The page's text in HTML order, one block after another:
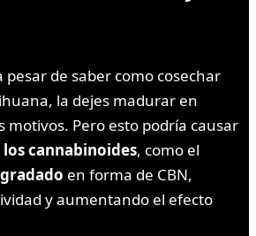
pesar de saber como cosechar
la dejes madurar en
motivos. Pero esto podría causar
cannabinoides, como el
en forma de CBN,
y aumentando el efecto